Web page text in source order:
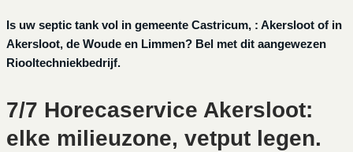
Is uw septic tank vol in gemeente Castricum, : Akersloot of in
Akersloot, de Woude en Limmen? Bel met dit aangewezen
Riooltechniekbedrijf.
7/7 Horecaservice Akersloot:
elke milieuzone, vetput legen.